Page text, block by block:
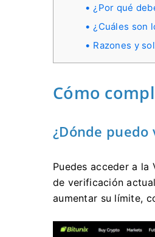
¿Por qué
¿Cuáles son
Razones y
Cómo
¿Dónde
Puedes acceder a
de verificación
aumentar su límite,